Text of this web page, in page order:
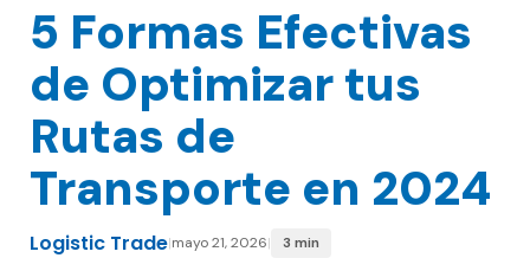
5 Formas Efectivas
de Optimizar tus
Rutas de
Transporte en 2024
Logistic Trade|mayo 21, 2026| 3 min